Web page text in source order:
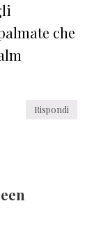
che
Rispondi